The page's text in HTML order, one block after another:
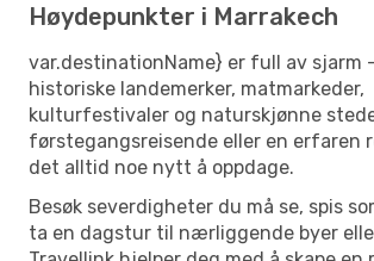
Høydepunkter i Marrakech
var.destinationName} er full av sjarm
historiske landemerker, matmarkeder,
kulturfestivaler og naturskjønne
førstegangsreisende eller en erfaren
det alltid noe nytt å oppdage.
Besøk severdigheter du må se, spis
ta en dagstur til nærliggende byer